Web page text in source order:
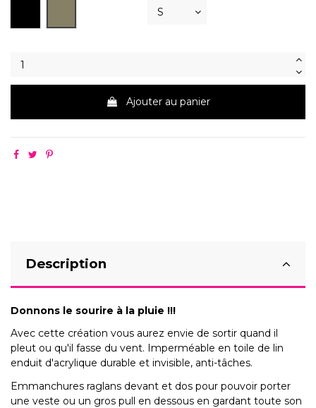
Ajouter au panier
Description
Donnons le sourire à la pluie !!!
Avec cette création vous aurez envie de sortir quand il
pleut ou qu'il fasse du vent. Imperméable en toile de lin
enduit d'acrylique durable et invisible, anti-tâches.
Emmanchures raglans devant et dos pour pouvoir porter
une veste ou un gros pull en dessous en gardant toute son